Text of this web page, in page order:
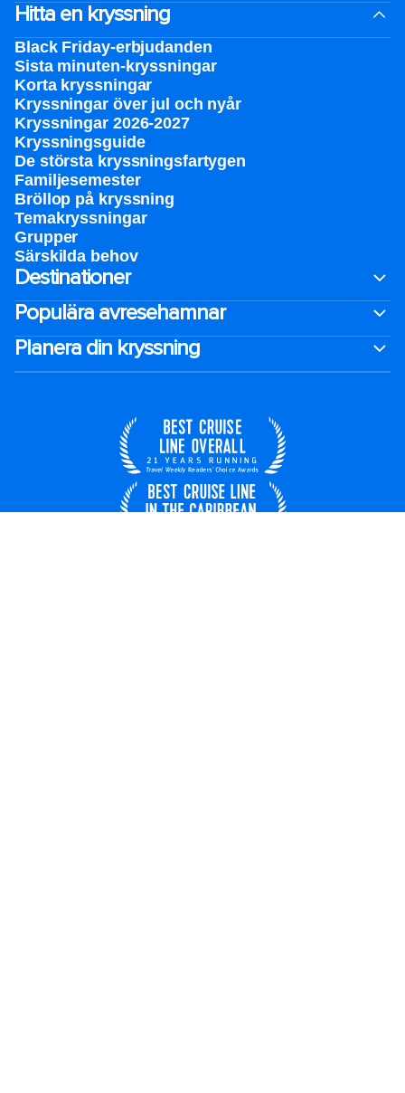
Hitta en kryssning
Black Friday-erbjudanden
Sista minuten-kryssningar
Korta kryssningar
Kryssningar över jul och nyår
Kryssningar 2026-2027
Kryssningsguide
De största kryssningsfartygen
Familjesemester
Bröllop på kryssning
Temakryssningar
Grupper
Särskilda behov
Destinationer
Populära avresehamnar
Planera din kryssning